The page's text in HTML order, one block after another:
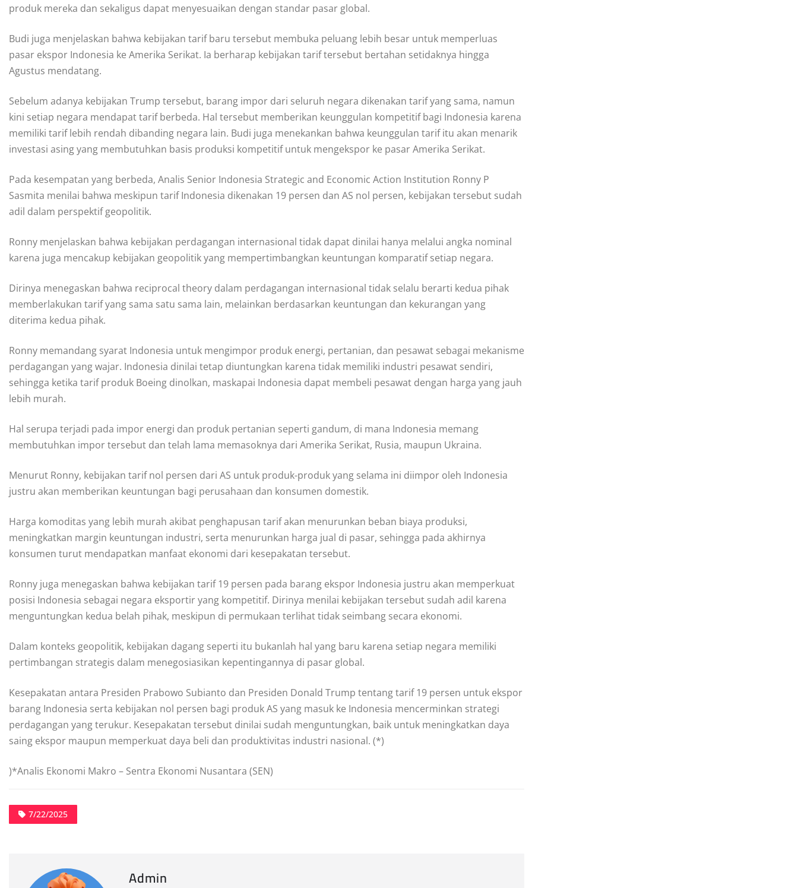
produk mereka dan sekaligus dapat menyesuaikan dengan standar pasar global.
Budi juga menjelaskan bahwa kebijakan tarif baru tersebut membuka peluang lebih besar untuk memperluas
pasar ekspor Indonesia ke Amerika Serikat. Ia berharap kebijakan tarif tersebut bertahan setidaknya hingga
Agustus mendatang.
Sebelum adanya kebijakan Trump tersebut, barang impor dari seluruh negara dikenakan tarif yang sama, namun
kini setiap negara mendapat tarif berbeda. Hal tersebut memberikan keunggulan kompetitif bagi Indonesia karena
memiliki tarif lebih rendah dibanding negara lain. Budi juga menekankan bahwa keunggulan tarif itu akan menarik
investasi asing yang membutuhkan basis produksi kompetitif untuk mengekspor ke pasar Amerika Serikat.
Pada kesempatan yang berbeda, Analis Senior Indonesia Strategic and Economic Action Institution Ronny P
Sasmita menilai bahwa meskipun tarif Indonesia dikenakan 19 persen dan AS nol persen, kebijakan tersebut sudah
adil dalam perspektif geopolitik.
Ronny menjelaskan bahwa kebijakan perdagangan internasional tidak dapat dinilai hanya melalui angka nominal
karena juga mencakup kebijakan geopolitik yang mempertimbangkan keuntungan komparatif setiap negara.
Dirinya menegaskan bahwa reciprocal theory dalam perdagangan internasional tidak selalu berarti kedua pihak
memberlakukan tarif yang sama satu sama lain, melainkan berdasarkan keuntungan dan kekurangan yang
diterima kedua pihak.
Ronny memandang syarat Indonesia untuk mengimpor produk energi, pertanian, dan pesawat sebagai mekanisme
perdagangan yang wajar. Indonesia dinilai tetap diuntungkan karena tidak memiliki industri pesawat sendiri,
sehingga ketika tarif produk Boeing dinolkan, maskapai Indonesia dapat membeli pesawat dengan harga yang jauh
lebih murah.
Hal serupa terjadi pada impor energi dan produk pertanian seperti gandum, di mana Indonesia memang
membutuhkan impor tersebut dan telah lama memasoknya dari Amerika Serikat, Rusia, maupun Ukraina.
Menurut Ronny, kebijakan tarif nol persen dari AS untuk produk-produk yang selama ini diimpor oleh Indonesia
justru akan memberikan keuntungan bagi perusahaan dan konsumen domestik.
Harga komoditas yang lebih murah akibat penghapusan tarif akan menurunkan beban biaya produksi,
meningkatkan margin keuntungan industri, serta menurunkan harga jual di pasar, sehingga pada akhirnya
konsumen turut mendapatkan manfaat ekonomi dari kesepakatan tersebut.
Ronny juga menegaskan bahwa kebijakan tarif 19 persen pada barang ekspor Indonesia justru akan memperkuat
posisi Indonesia sebagai negara eksportir yang kompetitif. Dirinya menilai kebijakan tersebut sudah adil karena
menguntungkan kedua belah pihak, meskipun di permukaan terlihat tidak seimbang secara ekonomi.
Dalam konteks geopolitik, kebijakan dagang seperti itu bukanlah hal yang baru karena setiap negara memiliki
pertimbangan strategis dalam menegosiasikan kepentingannya di pasar global.
Kesepakatan antara Presiden Prabowo Subianto dan Presiden Donald Trump tentang tarif 19 persen untuk ekspor
barang Indonesia serta kebijakan nol persen bagi produk AS yang masuk ke Indonesia mencerminkan strategi
perdagangan yang terukur. Kesepakatan tersebut dinilai sudah menguntungkan, baik untuk meningkatkan daya
saing ekspor maupun memperkuat daya beli dan produktivitas industri nasional. (*)
)*Analis Ekonomi Makro – Sentra Ekonomi Nusantara (SEN)
7/22/2025
Admin